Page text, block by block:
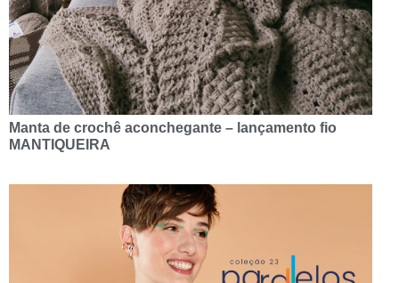
Manta de crochê aconchegante – lançamento fio
MANTIQUEIRA